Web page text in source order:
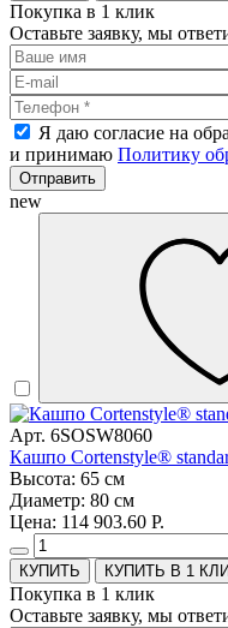
Покупка в 1 клик
Оставьте заявку, мы
Я даю согласие на
и принимаю Политику
Отправить
new
Арт. 6SOSW8060
Кашпо Cortenstyle®
Высота: 65 см
Диаметр: 80 см
Цена: 114 903.60 Р.
КУПИТЬ В 1
Покупка в 1 клик
Оставьте заявку, мы